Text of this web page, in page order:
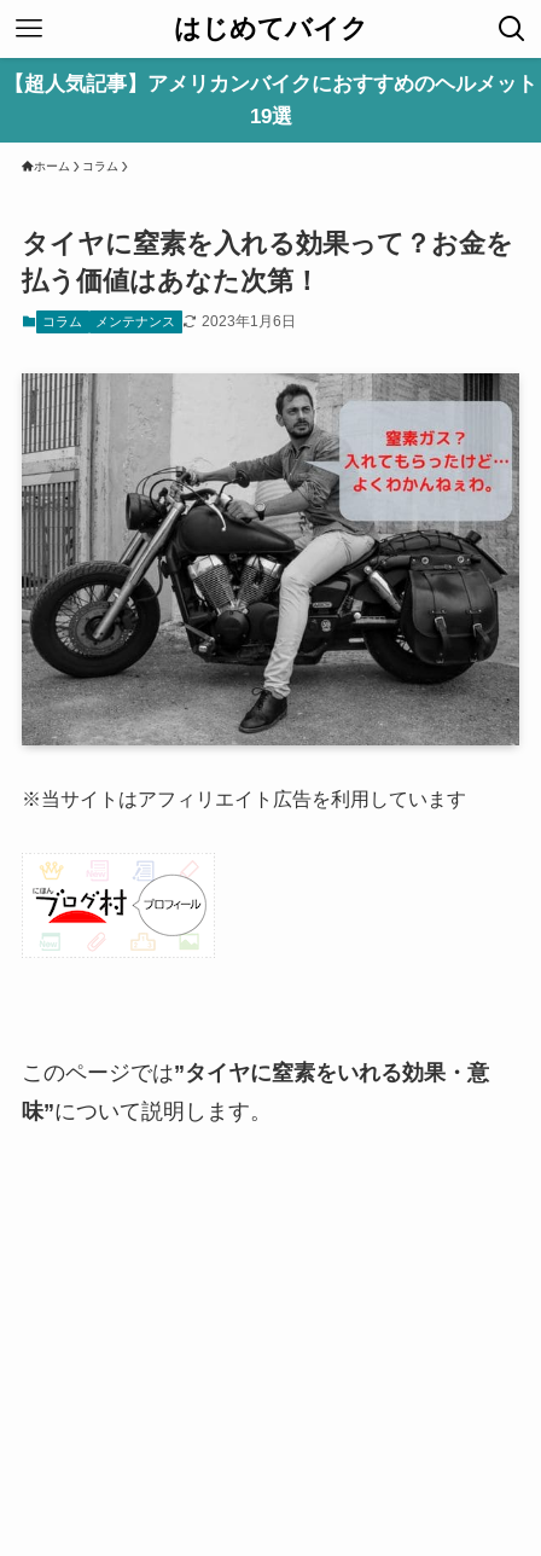
はじめてバイク
【超人気記事】アメリカンバイクにおすすめのヘルメット
19選
ホーム コラム
タイヤに窒素を入れる効果って？お金を
払う価値はあなた次第！
コラム メンテナンス 2023年1月6日
※当サイトはアフィリエイト広告を利用しています
このページでは”タイヤに窒素をいれる効果・意
味”について説明します。